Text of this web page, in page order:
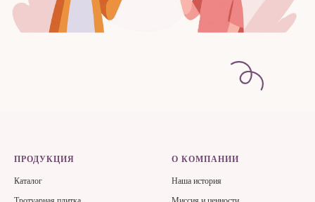
ПРОДУКЦИЯ
Каталог
О КОМПАНИИ
Наша история